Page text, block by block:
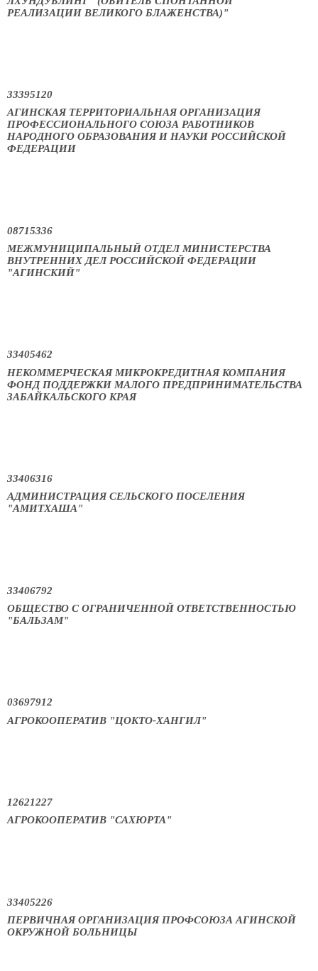
РЕАЛИЗАЦИИ ВЕЛИКОГО БЛАЖЕНСТВА)"
33395120
АГИНСКАЯ ТЕРРИТОРИАЛЬНАЯ ОРГАНИЗАЦИЯ
ПРОФЕССИОНАЛЬНОГО СОЮЗА РАБОТНИКОВ
НАРОДНОГО ОБРАЗОВАНИЯ И НАУКИ РОССИЙСКОЙ
ФЕДЕРАЦИИ
08715336
МЕЖМУНИЦИПАЛЬНЫЙ ОТДЕЛ МИНИСТЕРСТВА
ВНУТРЕННИХ ДЕЛ РОССИЙСКОЙ ФЕДЕРАЦИИ
"АГИНСКИЙ"
33405462
НЕКОММЕРЧЕСКАЯ МИКРОКРЕДИТНАЯ КОМПАНИЯ
ФОНД ПОДДЕРЖКИ МАЛОГО ПРЕДПРИНИМАТЕЛЬСТВА
ЗАБАЙКАЛЬСКОГО КРАЯ
33406316
АДМИНИСТРАЦИЯ СЕЛЬСКОГО ПОСЕЛЕНИЯ
"АМИТХАША"
33406792
ОБЩЕСТВО С ОГРАНИЧЕННОЙ ОТВЕТСТВЕННОСТЬЮ
"БАЛЬЗАМ"
03697912
АГРОКООПЕРАТИВ "ЦОКТО-ХАНГИЛ"
12621227
АГРОКООПЕРАТИВ "САХЮРТА"
33405226
ПЕРВИЧНАЯ ОРГАНИЗАЦИЯ ПРОФСОЮЗА АГИНСКОЙ
ОКРУЖНОЙ БОЛЬНИЦЫ